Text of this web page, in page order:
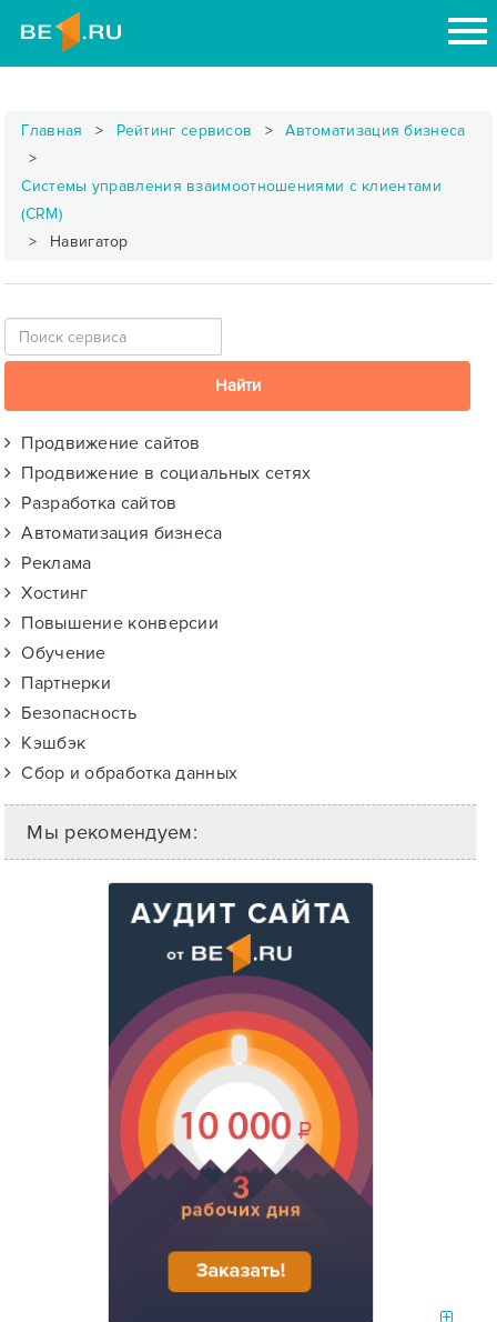
Главная Рейтинг сервисов Автоматизация бизнеса
Системы управления взаимоотношениями с клиентами
(CRM)
Навигатор
Продвижение сайтов
Продвижение в социальных сетях
Разработка сайтов
Автоматизация бизнеса
Реклама
Хостинг
Повышение конверсии
Обучение
Партнерки
Безопасность
Кэшбэк
Сбор и обработка данных
Мы рекомендуем: